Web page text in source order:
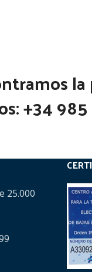
2005)
la
+34
25.000